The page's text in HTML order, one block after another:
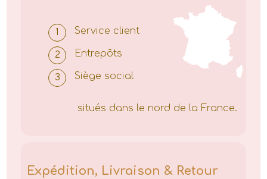
Service client
Entrepôts
Siège social
situés dans le nord de la France.
Expédition, Livraison & Retour